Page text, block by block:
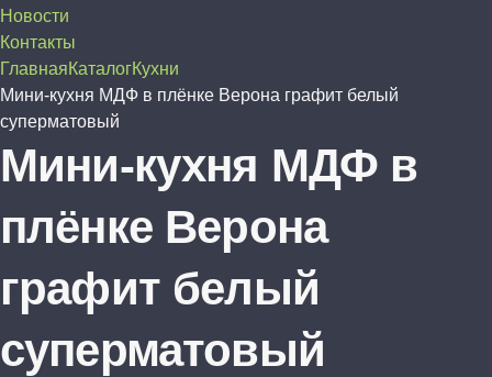
Новости
Контакты
ГлавнаяКаталогКухни
Мини-кухня МДФ в плёнке Верона графит белый
суперматовый
Мини-кухня МДФ в
плёнке Верона
графит белый
суперматовый